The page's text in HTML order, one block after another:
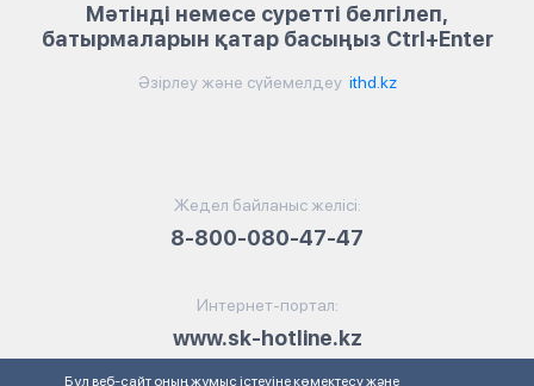
Мәтінді немесе суретті белгілеп,
батырмаларын қатар басыңыз Ctrl+Enter
Әзірлеу және сүйемелдеу ithd.kz
Жедел байланыс желісі:
8-800-080-47-47
Интернет-портал:
www.sk-hotline.kz
Бұл веб-сайт оның жұмыс істеуіне көмектесу және